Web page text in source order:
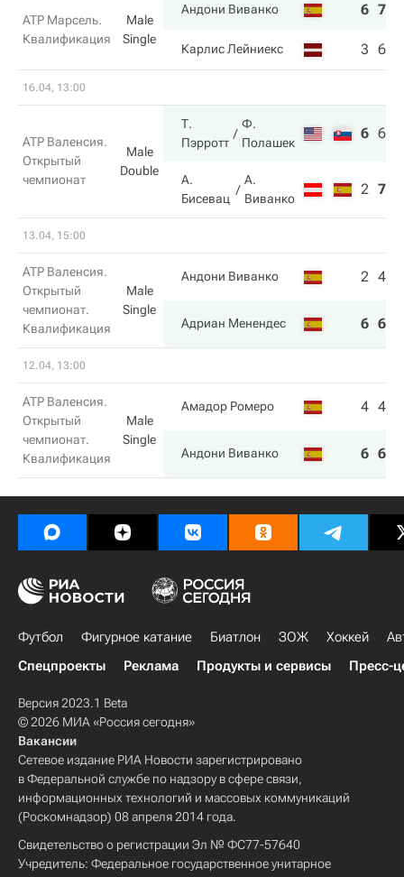
ATP Марсель.
Квалификация
Male
Single
Андони Виванко 6 7
Карлис Лейниекс 3 6
16.04, 13:00
ATP Валенсия.
Открытый
чемпионат
Male
Double
Т.
Пэрротт
Ф.
Полашек
6 6
А.
Бисевац
А.
Виванко
2 7
13.04, 15:00
ATP Валенсия.
Открытый
чемпионат.
Квалификация
Male
Single
Андони Виванко 2 4
Адриан Менендес 6 6
12.04, 13:00
ATP Валенсия.
Открытый
чемпионат.
Квалификация
Male
Single
Амадор Ромеро 4 4
Андони Виванко 6 6
Футбол Фигурное катание Биатлон ЗОЖ Хоккей
Спецпроекты
Реклама Продукты и сервисы Пресс-
Версия 2023.1 Beta
© 2026 МИА «Россия сегодня»
Вакансии
Сетевое издание РИА Новости зарегистрировано
в Федеральной службе по надзору в сфере связи,
информационных технологий и массовых коммуникаций
(Роскомнадзор) 08 апреля 2014 года.
Свидетельство о регистрации Эл № ФС77-57640
Учредитель: Федеральное государственное унитарное